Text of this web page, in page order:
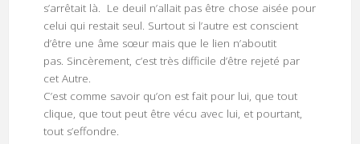
s’arrêtait là. Le deuil n’allait pas être chose aisée pour
celui qui restait seul. Surtout si l’autre est conscient
d’être une âme sœur mais que le lien n’aboutit
pas. Sincèrement, c’est très difficile d’être rejeté par
cet Autre.
C’est comme savoir qu’on est fait pour lui, que tout
clique, que tout peut être vécu avec lui, et pourtant,
tout s’effondre.